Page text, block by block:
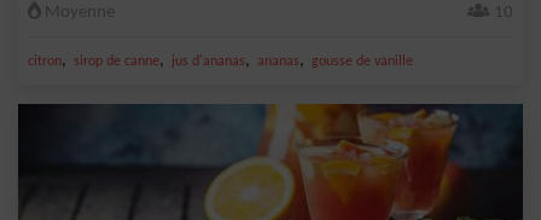
Moyenne 10
citron, sirop de canne, jus d'ananas, ananas, gousse de vanille